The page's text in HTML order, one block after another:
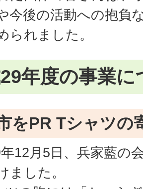
今後の活動への抱負
られました。
年度の事業に
をPR Tシャツの
12月5日、兵家藍の
ました。